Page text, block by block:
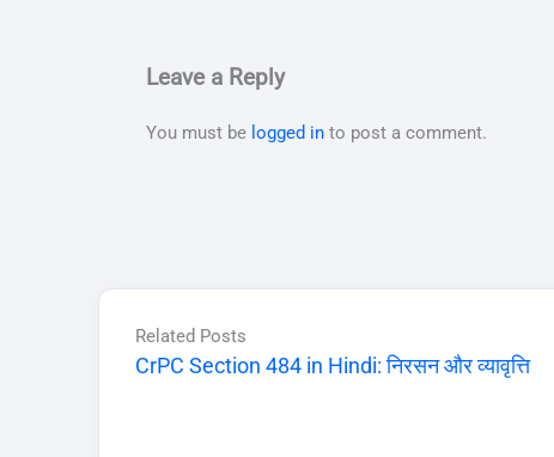
Leave a Reply
You must be logged in to post a comment.
Related Posts
CrPC Section 484 in Hindi: निरसन और व्यावृत्ति